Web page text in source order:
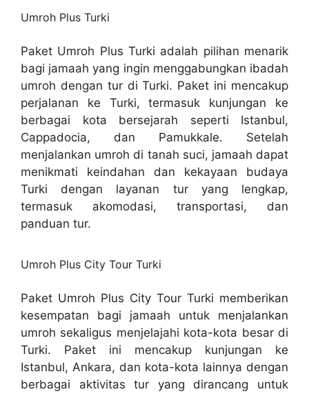
Umroh Plus Turki
Paket Umroh Plus Turki adalah pilihan menarik
bagi jamaah yang ingin menggabungkan ibadah
umroh dengan tur di Turki. Paket ini mencakup
perjalanan ke Turki, termasuk kunjungan ke
berbagai kota bersejarah seperti Istanbul,
Cappadocia, dan Pamukkale. Setelah
menjalankan umroh di tanah suci, jamaah dapat
menikmati keindahan dan kekayaan budaya
Turki dengan layanan tur yang lengkap,
termasuk akomodasi, transportasi, dan
panduan tur.
Umroh Plus City Tour Turki
Paket Umroh Plus City Tour Turki memberikan
kesempatan bagi jamaah untuk menjalankan
umroh sekaligus menjelajahi kota-kota besar di
Turki. Paket ini mencakup kunjungan ke
Istanbul, Ankara, dan kota-kota lainnya dengan
berbagai aktivitas tur yang dirancang untuk